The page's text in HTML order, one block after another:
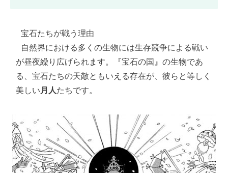
宝石たちが戦う理由
が昼夜繰り広げられます。『宝石の国』の生物であ
る、宝石たちの天敵ともいえる存在が、彼らと等しく
美しい 月人たちです。